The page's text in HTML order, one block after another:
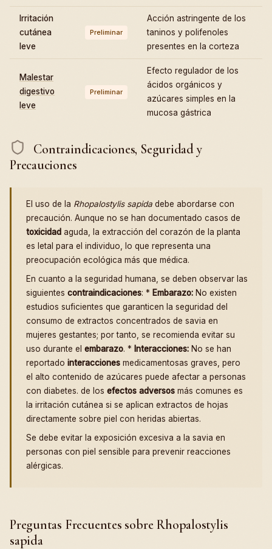
Irritación
cutánea
leve
Preliminar
Acción astringente de los
taninos y polifenoles
presentes en la corteza
Malestar
digestivo
leve
Preliminar
Efecto regulador de los
ácidos orgánicos y
azúcares simples en la
mucosa gástrica
Contraindicaciones, Seguridad y
Precauciones
El uso de la Rhopalostylis sapida debe abordarse con
precaución. Aunque no se han documentado casos de
toxicidad aguda, la extracción del corazón de la planta
es letal para el individuo, lo que representa una
preocupación ecológica más que médica.
En cuanto a la seguridad humana, se deben observar las
siguientes contraindicaciones: * Embarazo: No existen
estudios suficientes que garanticen la seguridad del
consumo de extractos concentrados de savia en
mujeres gestantes; por tanto, se recomienda evitar su
uso durante el embarazo. * Interacciones: No se han
reportado interacciones medicamentosas graves, pero
el alto contenido de azúcares puede afectar a personas
con diabetes. de los efectos adversos más comunes es
la irritación cutánea si se aplican extractos de hojas
directamente sobre piel con heridas abiertas.
Se debe evitar la exposición excesiva a la savia en
personas con piel sensible para prevenir reacciones
alérgicas.
Preguntas Frecuentes sobre Rhopalostylis
sapida